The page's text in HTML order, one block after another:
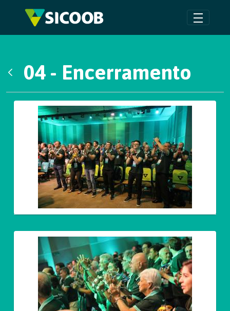
Pular para o Conteúdo principal
04 - Encerramento
Galeria de Mídias